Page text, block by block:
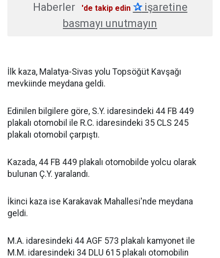
Haberler
'de takip edin ✰işaretine
basmayı unutmayın
İlk kaza, Malatya-Sivas yolu Topsöğüt Kavşağı
mevkiinde meydana geldi.
Edinilen bilgilere göre, S.Y. idaresindeki 44 FB 449
plakalı otomobil ile R.C. idaresindeki 35 CLS 245
plakalı otomobil çarpıştı.
Kazada, 44 FB 449 plakalı otomobilde yolcu olarak
bulunan Ç.Y. yaralandı.
İkinci kaza ise Karakavak Mahallesi'nde meydana
geldi.
M.A. idaresindeki 44 AGF 573 plakalı kamyonet ile
M.M. idaresindeki 34 DLU 615 plakalı otomobilin